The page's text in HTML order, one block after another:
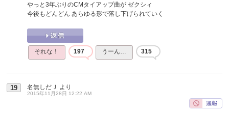
やっと3年ぶりのCMタイアップ曲が ゼクシィ
今後もどんどん あらゆる形で落し下げられていく
それな！ 197 うーん… 315
19 名無しだＪ より
2015年11月28日 12:22 AM